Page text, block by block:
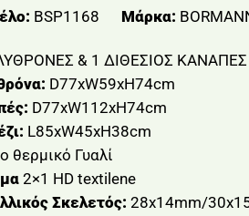
BSP1168 Μάρκα:
& 1 ΔΙΘΕΣΙΟΣ ΚΑΝΑΠΕΣ
D77xW59xH74cm
D77xW112xH74cm
L85xW45xH38cm
θερμικό Γυαλί
2×1 HD textilene
Σκελετός: 28x14mm/